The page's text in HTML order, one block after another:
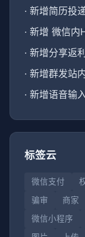
· 新增简历投
· 新增 微信内
· 新增分享返
· 新增群发站
· 新增语音输
标签云
微信支付
骗审
商家
微信小程序